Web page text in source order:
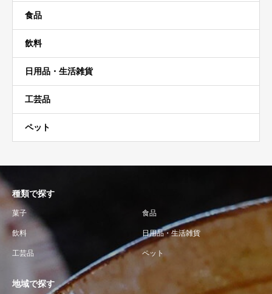
食品
飲料
日用品・生活雑貨
工芸品
ペット
種類で探す
菓子 食品
飲料 日用品・生活雑貨
工芸品 ペット
地域で探す